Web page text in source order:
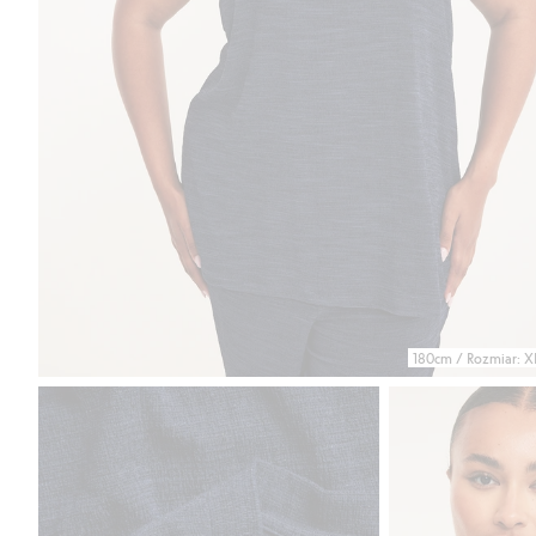
180cm / Rozmiar: